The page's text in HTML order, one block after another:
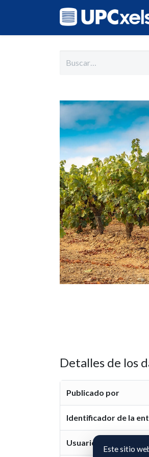
Detalles de los
Publicado por
Identificador de la
Usuario representante
Este sitio